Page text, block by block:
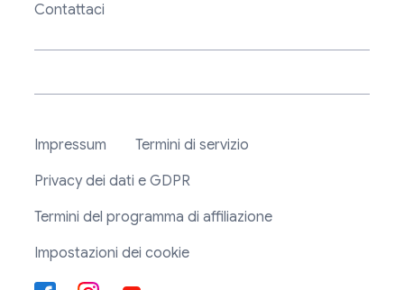
Contattaci
Impressum
Termini di servizio
Privacy dei dati e GDPR
Termini del programma di affiliazione
Impostazioni dei cookie